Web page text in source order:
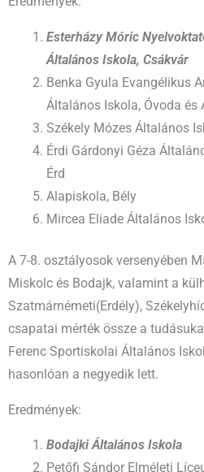
Esterházy Móric
Általános Iskola, Csákvár
Benka Gyula Evangélikus
Általános Iskola, Óvoda és
Székely Mózes Általános
Érdi Gárdonyi Géza
Érd
Alapiskola, Bély
Mircea Eliade Általános
A 7-8. osztályosok versenyében
Miskolc és Bodajk, valamint a
Szatmárnémeti(Erdély),
csapatai mérték össze a
Ferenc Sportiskolai Általános
hasonlóan a negyedik lett.
Eredmények:
Bodajki Általános Iskola
Petőfi Sándor Elméleti